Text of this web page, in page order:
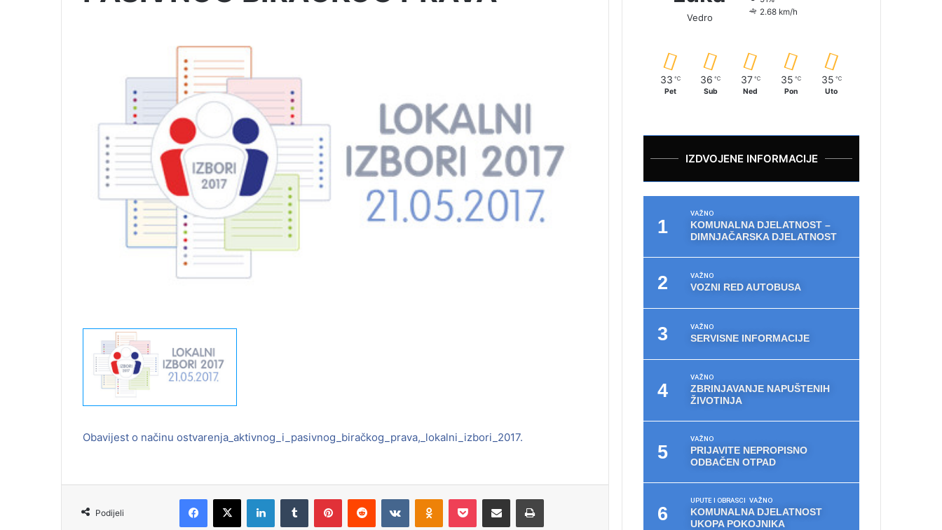
Obavijest o načinu ostvarenja_aktivnog_i_pasivnog_biračkog_prava,_lokalni_izbori_2017.
Podijeli
Vedro
2.68 km/h
33 ℃
Pet
36 ℃
Sub
37 ℃
Ned
35 ℃
Pon
35 ℃
Uto
IZDVOJENE INFORMACIJE
VAŽNO
KOMUNALNA DJELATNOST –
DIMNJAČARSKA DJELATNOST
VAŽNO
VOZNI RED AUTOBUSA
VAŽNO
SERVISNE INFORMACIJE
VAŽNO
ZBRINJAVANJE NAPUŠTENIH
ŽIVOTINJA
VAŽNO
PRIJAVITE NEPROPISNO
ODBAČEN OTPAD
UPUTE I OBRASCI VAŽNO
KOMUNALNA DJELATNOST
UKOPA POKOJNIKA